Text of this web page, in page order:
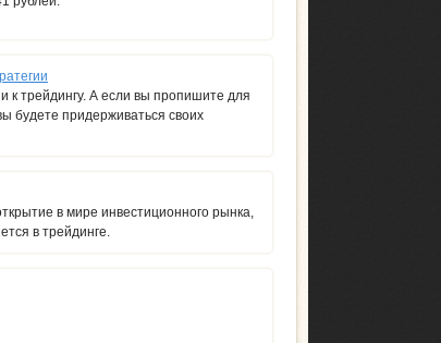
к трейдингу. А если вы пропишите для
будете придерживаться своих
в мире инвестиционного рынка,
в трейдинге.